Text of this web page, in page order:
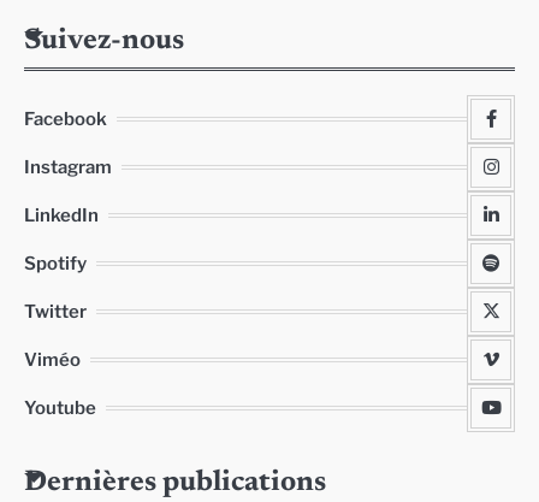
Suivez-nous
Facebook
Instagram
LinkedIn
Spotify
Twitter
Viméo
Youtube
Dernières publications